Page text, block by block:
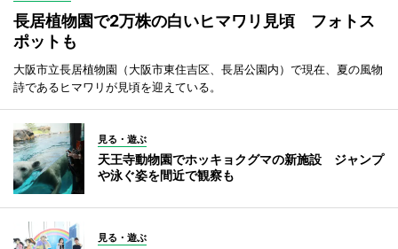
長居植物園で2万株の白いヒマワリ見頃 フォトス
ポットも
大阪市立長居植物園（大阪市東住吉区、長居公園内）で現在、夏の風物
詩であるヒマワリが見頃を迎えている。
見る・遊ぶ
天王寺動物園でホッキョクグマの新施設 ジャンプ
や泳ぐ姿を間近で観察も
見る・遊ぶ